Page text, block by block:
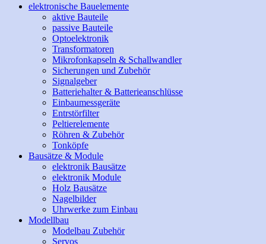
elektronische Bauelemente
aktive Bauteile
passive Bauteile
Optoelektronik
Transformatoren
Mikrofonkapseln & Schallwandler
Sicherungen und Zubehör
Signalgeber
Batteriehalter & Batterieanschlüsse
Einbaumessgeräte
Entrstörfilter
Peltierelemente
Röhren & Zubehör
Tonköpfe
Bausätze & Module
elektronik Bausätze
elektronik Module
Holz Bausätze
Nagelbilder
Uhrwerke zum Einbau
Modellbau
Modelbau Zubehör
Servos